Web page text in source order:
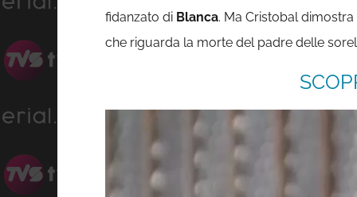
fidanzato di Blanca. Ma Cristobal
che riguarda la morte del padre delle